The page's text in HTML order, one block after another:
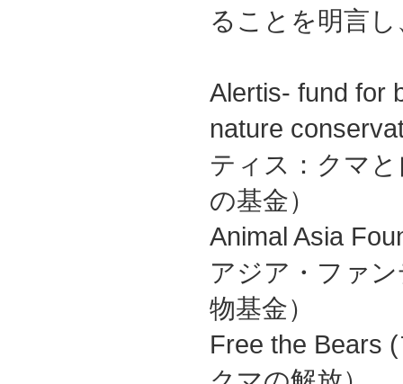
ることを明言
Alertis- fund for
nature
ティス：クマ
の基金）
Animal Asia
アジア・ファ
物基金）
Free the Bears